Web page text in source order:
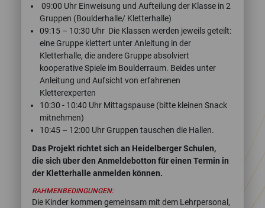
09:00 Uhr Einweisung und Aufteilung der Klasse in 2
Gruppen (Boulderhalle/ Kletterhalle)
09:15 – 10:30 Uhr Die Klassen werden jeweils geteilt:
eine Gruppe klettert unter Anleitung in der
Kletterhalle, die andere Gruppe absolviert
kooperative Spiele im Boulderraum. Beides unter
Anleitung und Aufsicht von erfahrenen
Kletterexperten
10:30 - 10:40 Uhr Mittagspause (bitte kleinen Snack
mitnehmen)
10:45 – 12:00 Uhr Gruppen tauschen die Hallen.
Das Projekt richtet sich an Heidelberger Schulen,
die sich über den Anmeldebotton für einen Termin in
der Kletterhalle anmelden können.
RAHMENBEDINGUNGEN:
Die Kinder kommen gemeinsam mit dem Lehrpersonal,